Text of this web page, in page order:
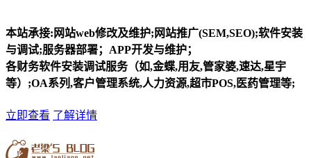
本站承接:网站web修改及维护;网站推广(SEM,SEO);软件安装
与调试;服务器部署；APP开发与维护；
各财务软件安装调试服务（如,金蝶,用友,管家婆,速达,星宇
等）;OA系列,客户管理系统,人力资源,超市POS,医药管理等;
立即查看 了解详情